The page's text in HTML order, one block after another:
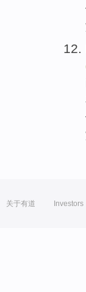
关于有道 Investors